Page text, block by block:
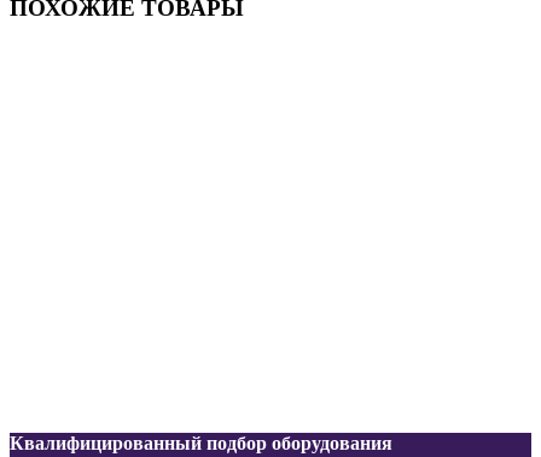
ПОХОЖИЕ ТОВАРЫ
Квалифицированный подбор оборудования